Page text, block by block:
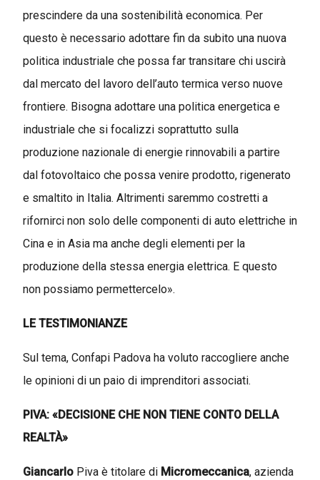
prescindere da una sostenibilità economica. Per
questo è necessario adottare fin da subito una nuova
politica industriale che possa far transitare chi uscirà
dal mercato del lavoro dell’auto termica verso nuove
frontiere. Bisogna adottare una politica energetica e
industriale che si focalizzi soprattutto sulla
produzione nazionale di energie rinnovabili a partire
dal fotovoltaico che possa venire prodotto, rigenerato
e smaltito in Italia. Altrimenti saremmo costretti a
rifornirci non solo delle componenti di auto elettriche in
Cina e in Asia ma anche degli elementi per la
produzione della stessa energia elettrica. E questo
non possiamo permettercelo».
LE TESTIMONIANZE
Sul tema, Confapi Padova ha voluto raccogliere anche
le opinioni di un paio di imprenditori associati.
PIVA: «DECISIONE CHE NON TIENE CONTO DELLA
REALTÀ»
Giancarlo Piva è titolare di Micromeccanica, azienda